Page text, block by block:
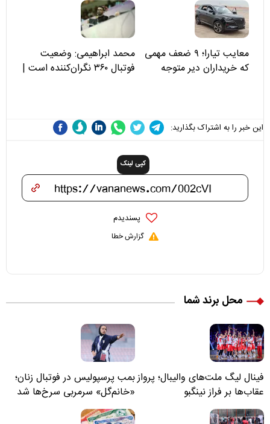
علی(ع)» را جدی‌تر ببینند
معایب تیارا؛ ۹ ضعف مهمی
که خریداران دیر متوجه
محمد ابراهیمی: وضعیت
فوتبال ۳۶۰ نگران‌کننده است |
این خبر را به اشتراک بگذارید:
کپی لینک
پسندیدم
گزارش خطا
محل برند شما
فینال لیگ ملت‌های والیبال؛ پرواز
عقاب‌ها بر فراز نینگبو
بمب پرسپولیس در فوتبال زنان؛
«خانم‌گل» سرمربی سرخ‌ها شد